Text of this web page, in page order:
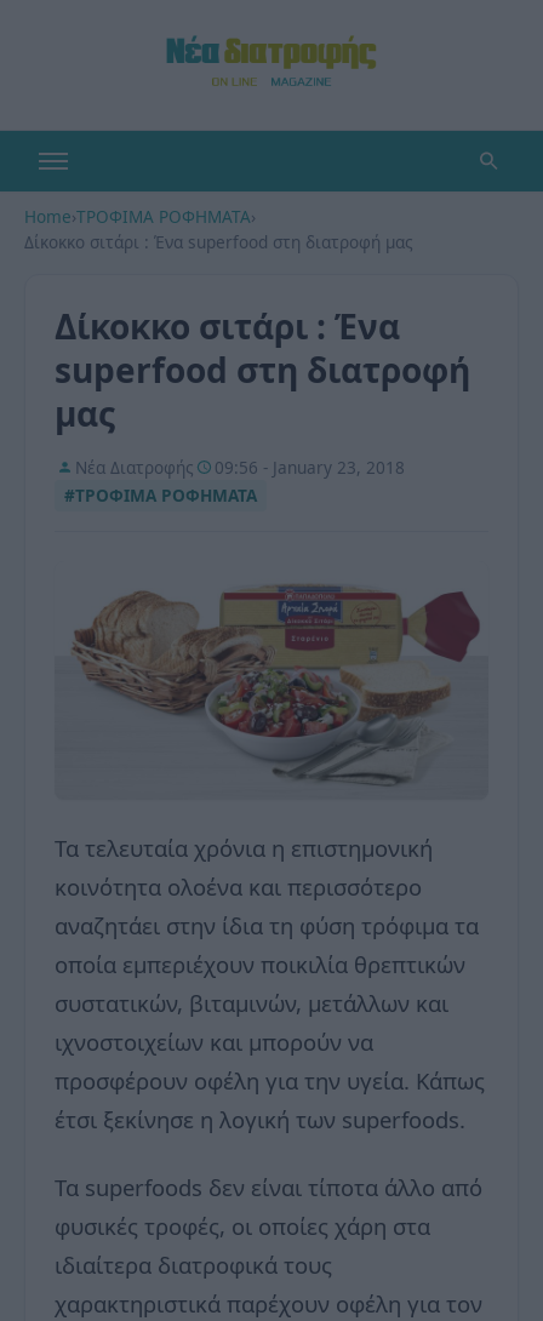
Home›ΤΡΟΦΙΜΑ ΡΟΦΗΜΑΤΑ›
Δίκοκκο σιτάρι : Ένα superfood στη διατροφή μας
Δίκοκκο σιτάρι : Ένα
superfood στη διατροφή
μας
Νέα Διατροφής
09:56 - January 23, 2018
#ΤΡΟΦΙΜΑ ΡΟΦΗΜΑΤΑ
Τα τελευταία χρόνια η επιστημονική
κοινότητα ολοένα και περισσότερο
αναζητάει στην ίδια τη φύση τρόφιμα τα
οποία εμπεριέχουν ποικιλία θρεπτικών
συστατικών, βιταμινών, μετάλλων και
ιχνοστοιχείων και μπορούν να
προσφέρουν οφέλη για την υγεία. Κάπως
έτσι ξεκίνησε η λογική των superfoods.
Τα superfoods δεν είναι τίποτα άλλο από
φυσικές τροφές, οι οποίες χάρη στα
ιδιαίτερα διατροφικά τους
χαρακτηριστικά παρέχουν οφέλη για τον